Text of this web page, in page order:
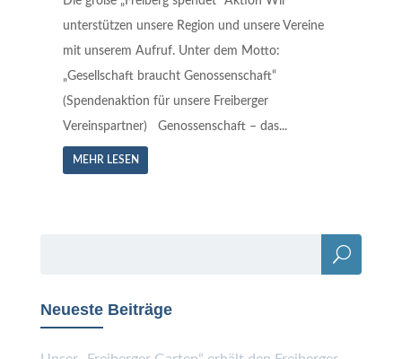
unterstützen unsere Region und unsere Vereine
mit unserem Aufruf. Unter dem Motto:
„Gesellschaft braucht Genossenschaft“
(Spendenaktion für unsere Freiberger
Vereinspartner) Genossenschaft – das...
MEHR LESEN
Neueste Beiträge